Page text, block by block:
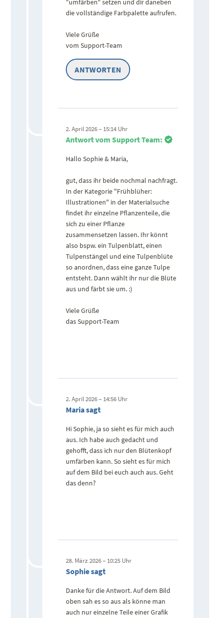
"umfärben" setzen und dir daneben
die vollständige Farbpalette aufrufen.
Viele Grüße
vom Support-Team
ANTWORTEN
2. April 2026 – 15:14 Uhr
Antwort vom Support Team:
Hallo Sophie & Maria,
gut, dass ihr beide nochmal nachfragt.
In der Kategorie "Frühblüher:
Illustrationen" in der Materialsuche
findet ihr einzelne Pflanzenteile, die
sich zu einer Pflanze
zusammensetzen lassen. Ihr könnt
also bspw. ein Tulpenblatt, einen
Tulpenstängel und eine Tulpenblüte
so anordnen, dass eine ganze Tulpe
entsteht. Dann wählt ihr nur die Blüte
aus und färbt sie um. :)
Viele Grüße
das Support-Team
2. April 2026 – 14:56 Uhr
Maria sagt
Hi Sophie, ja so sieht es für mich auch
aus. Ich habe auch gedacht und
gehofft, dass ich nur den Blütenkopf
umfärben kann. So sieht es für mich
auf dem Bild bei euch auch aus. Geht
das denn?
28. März 2026 – 10:25 Uhr
Sophie sagt
Danke für die Antwort. Auf dem Bild
oben sah es so aus als könne man
auch nur einzelne Teile einer Grafik